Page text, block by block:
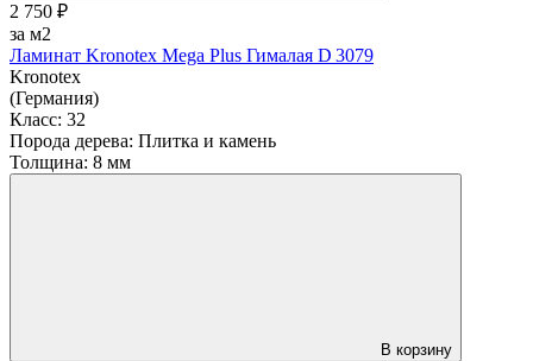
2 750 ₽
за м2
Ламинат Kronotex Mega Plus Гималая D 3079
Kronotex
(Германия)
Класс: 32
Порода дерева: Плитка и камень
Толщина: 8 мм
В корзину